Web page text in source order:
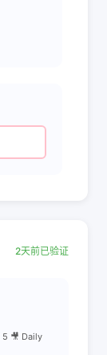
2天前已验证
5 🎥 Daily